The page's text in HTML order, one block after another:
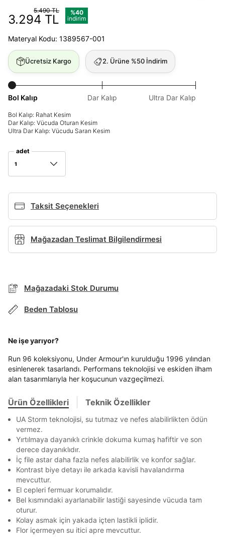
5.490 TL
3.294 TL
%40
indirim
Materyal Kodu: 1389567-001
Ücretsiz Kargo 2. Ürüne %50 İndirim
Bol Kalıp Dar Kalıp Ultra Dar Kalıp
Bol Kalıp: Rahat Kesim
Dar Kalıp: Vücuda Oturan Kesim
Ultra Dar Kalıp: Vücudu Saran Kesim
adet
1
Taksit Seçenekleri
TAKSİT SEÇENEKLERİ
İşbankası
Akbank Axess 4
Ziraat Bankası Ziraat Bankası 4
AnadoluBank World
Kapat
Mağazadan Teslimat Bilgilendirmesi
Mağazadaki Stok Durumu
Beden Tablosu
Ne işe yarıyor?
Run 96 koleksiyonu, Under Armour'ın kurulduğu 1996 yılından
esinlenerek tasarlandı. Performans teknolojisi ve eskiden ilham
alan tasarımlarıyla her koşucunun vazgeçilmezi.
Ürün Özellikleri Teknik Özellikler
UA Storm teknolojisi, su tutmaz ve nefes alabilirlikten ödün
vermez.
Yırtılmaya dayanıklı crinkle dokuma kumaş hafiftir ve son
derece dayanıklıdır.
İç file astar daha fazla nefes alabilirlik ve konfor sağlar.
Kontrast biye detayı ile arkada kavisli havalandırma
mevcuttur.
El cepleri fermuar korumalıdır.
Bel kısmındaki ayarlanabilir lastiği sayesinde vücuda tam
oturur.
Kolay asmak için yakada içten lastikli iplidir.
Flor içermeyen su itici apre mevcuttur.
Mağazada Bul
Beden Seçin
Mağazada Bul
BEDEN TABLOSU
Kapat
Ürün stoklara geldiğindemail adresinize
bildirim göndereceğiz.
Sipariş Numaranız *
Sorgula
E-posta
göster
Şifremi Unuttum
Ad*
Soyad*
En az 8 karakter
En az 1 özel karakter
Kişisel verileriniz
Aydınlatma Metni,Hüküm ve Koşullar
Perakende Satış Giyim ve Aksesuar Ticaret A.Ş.
tarafından ticari elektronik ileti gönderilmesi amacıyla
işlenmesini kabul ediyorum.
Sms
E-mail
Çağrı Merkezi / Arama
Kişisel verilerimin Doğuş Perakende Satış Giyim ve
Aksesuar Ticaret A.Ş. bünyesinde yer alan
Doğuş Grubu şirketlerinde bulunan pazarlama
verilerimin kişiselleştirilmiş reklamcılık faaliyeti
SMS Onay Kodu
Bilgilerinizi güncellemek için lütfen telefonunuza SMS
SMS Onay Kodu
Bilgilerinizi güncellemek için lütfen telefonunuza SMS